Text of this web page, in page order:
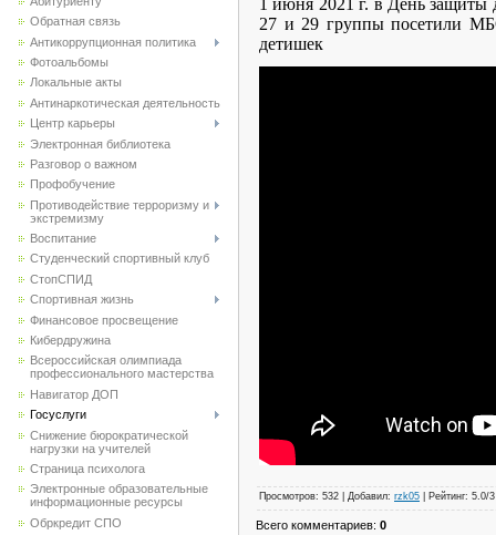
Обратная связь
Антикоррупционная политика
Фотоальбомы
Локальные акты
Антинаркотическая деятельность
Центр карьеры
Электронная библиотека
Разговор о важном
Профобучение
Противодействие терроризму и
экстремизму
Воспитание
Студенческий спортивный клуб
CтопСПИД
Спортивная жизнь
Финансовое просвещение
Кибердружина
Всероссийская олимпиада
профессионального мастерства
Навигатор ДОП
Госуслуги
Снижение бюрократической
нагрузки на учителей
Страница психолога
Электронные образовательные
информационные ресурсы
Обркредит СПО
1 июня 2021 г. в День защиты
27 и 29 группы посетили
детишек
Просмотров: 532 Добавил: rzk05 Рейтинг: 5.0/3
Всего комментариев: 0